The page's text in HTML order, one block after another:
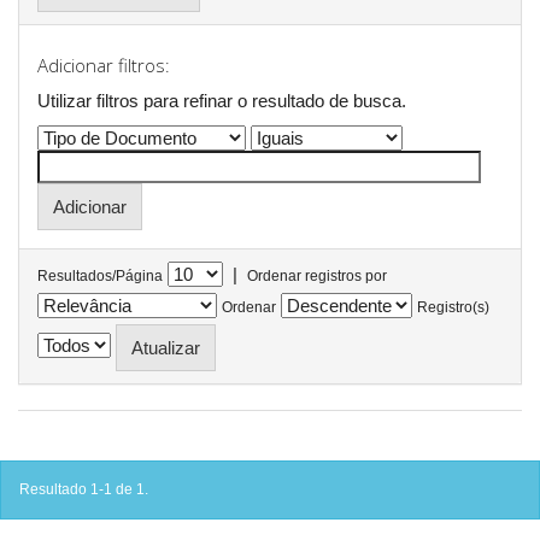
Adicionar filtros:
Utilizar filtros para refinar o resultado de busca.
Resultados/Página |
Ordenar registros por
Ordenar
Registro(s)
Resultado 1-1 de 1.